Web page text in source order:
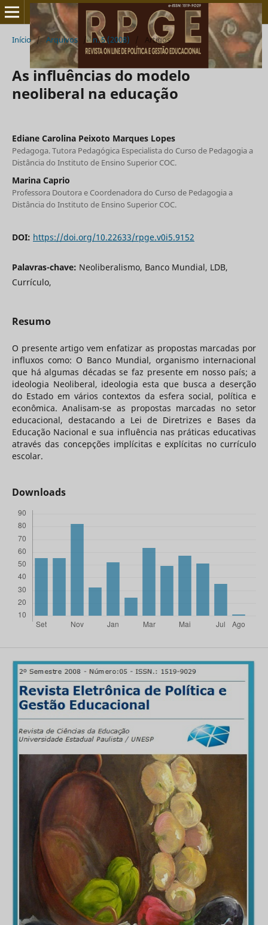
Início / Arquivos / n. 5 (2008) / Artigos
As influências do modelo
neoliberal na educação
Ediane Carolina Peixoto Marques Lopes
Pedagoga. Tutora Pedagógica Especialista do Curso de Pedagogia a
Distância do Instituto de Ensino Superior COC.
Marina Caprio
Professora Doutora e Coordenadora do Curso de Pedagogia a
Distância do Instituto de Ensino Superior COC.
DOI: https://doi.org/10.22633/rpge.v0i5.9152
Palavras-chave: Neoliberalismo, Banco Mundial, LDB,
Currículo,
Resumo
O presente artigo vem enfatizar as propostas marcadas por
influxos como: O Banco Mundial, organismo internacional
que há algumas décadas se faz presente em nosso país; a
ideologia Neoliberal, ideologia esta que busca a deserção
do Estado em vários contextos da esfera social, política e
econômica. Analisam-se as propostas marcadas no setor
educacional, destacando a Lei de Diretrizes e Bases da
Educação Nacional e sua influência nas práticas educativas
através das concepções implícitas e explícitas no currículo
escolar.
Downloads